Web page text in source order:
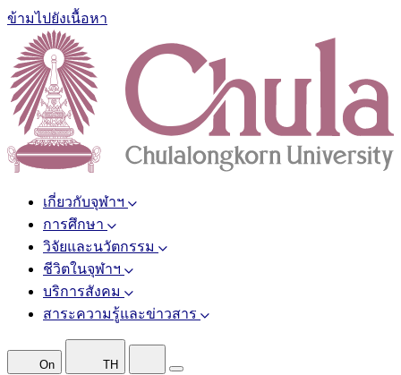
ข้ามไปยังเนื้อหา
เกี่ยวกับจุฬาฯ
การศึกษา
วิจัยและนวัตกรรม
ชีวิตในจุฬาฯ
บริการสังคม
สาระความรู้และข่าวสาร
On TH